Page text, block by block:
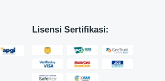
Lisensi Sertifikasi: